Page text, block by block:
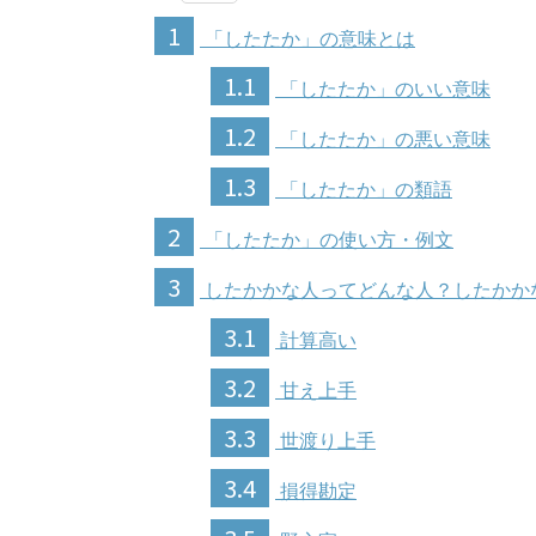
1
「したたか」の意味とは
1.1 「したたか」のいい意味
1.2 「したたか」の悪い意味
1.3 「したたか」の類語
2 「したたか」の使い方・例文
3 したかかな人ってどんな人？したかか
3.1 計算高い
3.2 甘え上手
3.3 世渡り上手
3.4 損得勘定